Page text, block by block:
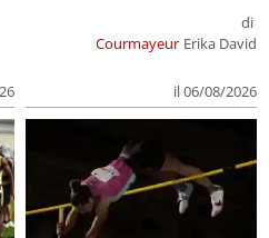
Courmayeur
di
Erika David
il 06/08/2026